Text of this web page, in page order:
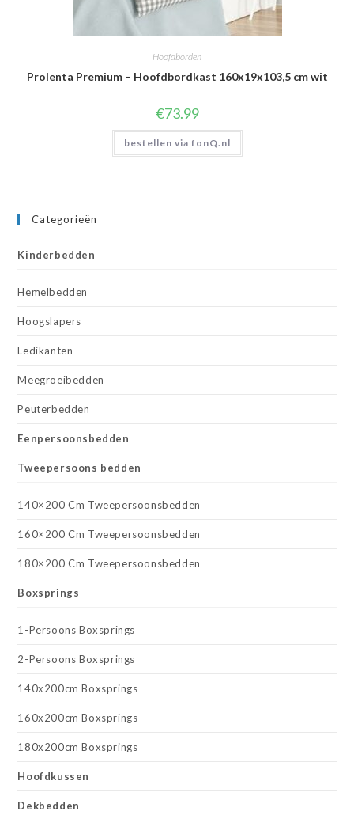
Hoofdborden
Prolenta Premium – Hoofdbordkast 160x19x103,5 cm wit
€73.99
bestellen via fonQ.nl
Categorieën
Kinderbedden
Hemelbedden
Hoogslapers
Ledikanten
Meegroeibedden
Peuterbedden
Eenpersoonsbedden
Tweepersoons bedden
140×200 Cm Tweepersoonsbedden
160×200 Cm Tweepersoonsbedden
180×200 Cm Tweepersoonsbedden
Boxsprings
1-Persoons Boxsprings
2-Persoons Boxsprings
140x200cm Boxsprings
160x200cm Boxsprings
180x200cm Boxsprings
Hoofdkussen
Dekbedden